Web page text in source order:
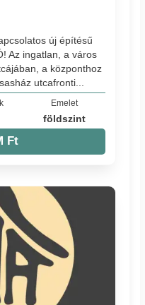
új építésű
Az ingatlan, a város
a központhoz
utcafronti...
Emelet
földszint
Ft